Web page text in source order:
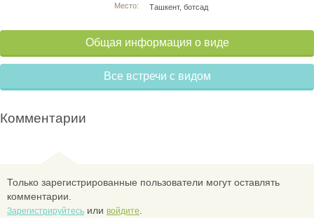
Место:
Ташкент, ботсад
Общая информация о виде
Все встречи с видом
Комментарии
Только зарегистрированные пользователи могут оставлять
комментарии.
Зарегистрируйтесь или войдите